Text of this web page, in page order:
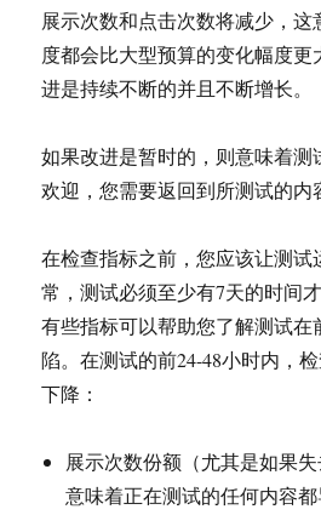
展示次数和点击次数将减少，这
度都会比大型预算的变化幅度更
进是持续不断的并且不断增长。
如果改进是暂时的，则意味着测
欢迎，您需要返回到所测试的内
在检查指标之前，您应该让测试
常，测试必须至少有7天的时间
有些指标可以帮助您了解测试在
陷。在测试的前24-48小时内，
下降：
展示次数份额（尤其是如果
意味着正在测试的任何内容都